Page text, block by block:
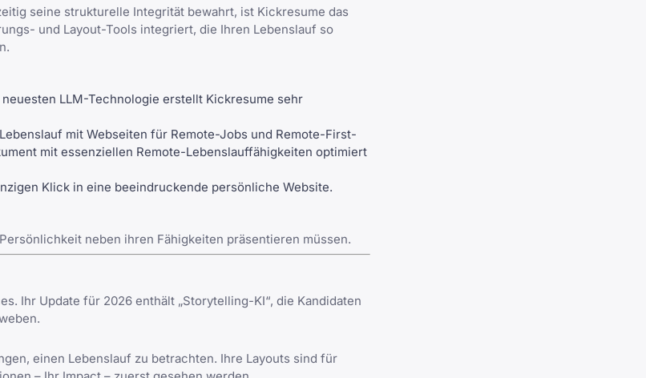
seine strukturelle Integrität bewahrt, ist Kickresume das
und Layout-Tools integriert, die Ihren Lebenslauf so
LLM-Technologie erstellt Kickresume sehr
mit Webseiten für Remote-Jobs und Remote-First-
mit essenziellen Remote-Lebenslauffähigkeiten optimiert
Klick in eine beeindruckende persönliche Website.
neben ihren Fähigkeiten präsentieren müssen.
Ihr Update für 2026 enthält „Storytelling-KI“, die Kandidaten
einen Lebenslauf zu betrachten. Ihre Layouts sind für